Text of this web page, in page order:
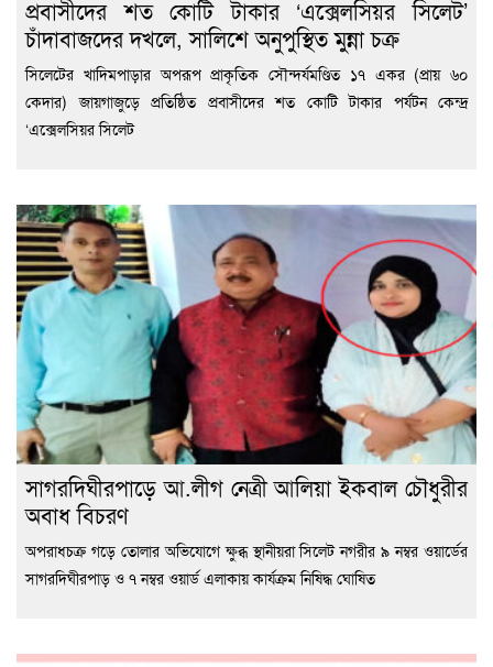
প্রবাসীদের শত কোটি টাকার ‘এক্সেলসিয়র সিলেট’
চাঁদাবাজদের দখলে, সালিশে অনুপুস্থিত মুন্না চক্র
সিলেটের খাদিমপাড়ার অপরূপ প্রাকৃতিক সৌন্দর্যমণ্ডিত ১৭ একর (প্রায় ৬০
কেদার) জায়গাজুড়ে প্রতিষ্ঠিত প্রবাসীদের শত কোটি টাকার পর্যটন কেন্দ্র
‘এক্সেলসিয়র সিলেট
সাগরদিঘীরপাড়ে আ.লীগ নেত্রী আলিয়া ইকবাল চৌধুরীর
অবাধ বিচরণ
অপরাধচক্র গড়ে তোলার অভিযোগে ক্ষুব্ধ স্থানীয়রা সিলেট নগরীর ৯ নম্বর ওয়ার্ডের
সাগরদিঘীরপাড় ও ৭ নম্বর ওয়ার্ড এলাকায় কার্যক্রম নিষিদ্ধ ঘোষিত